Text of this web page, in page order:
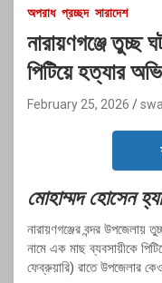
অপরাধ প্রচ্ছদ সারাদেশ
নারায়ণগঞ্জে তুচ্ছ
পিটিয়ে হত্যার
February 25, 2026
মোহাম্মদ হোসেন
নারায়ণগঞ্জের বন্দর উপজেলায়
নামে এক মাছ ব্যবসায়ীকে
ফেব্রুয়ারি) রাতে উপজেলার